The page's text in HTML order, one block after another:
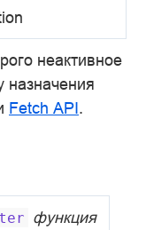
неактивное
назначения
Fetch API.
функция